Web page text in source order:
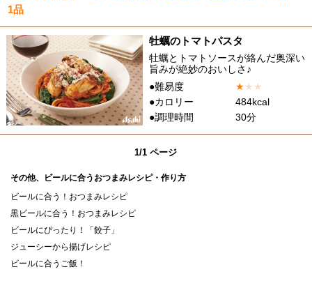
1品
牡蠣のトマトパスタ
牡蠣とトマトソースが絡んだ奥深い
旨みが絶妙のおいしさ♪
●難易度
★★ ★
●カロリー
484kcal
●調理時間
30分
1/1 ページ
その他、ビールに合うおつまみレシピ・作り方
ビールに合う！おつまみレシピ
黒ビールに合う！おつまみレシピ
ビールにぴったり！「餃子」
ジューシーから揚げレシピ
ビールに合うご飯！